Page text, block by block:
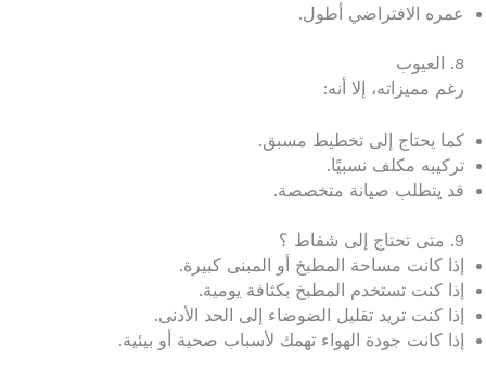
عمره الافتراضي أطول.
8. العيوب
رغم مميزاته، إلا أنه:
كما يحتاج إلى تخطيط مسبق.
تركيبه مكلف نسبيًا.
قد يتطلب صيانة متخصصة.
9. متى تحتاج إلى شفاط ؟
إذا كانت مساحة المطبخ أو المبنى كبيرة.
إذا كنت تستخدم المطبخ بكثافة يومية.
إذا كنت تريد تقليل الضوضاء إلى الحد الأدنى.
إذا كانت جودة الهواء تهمك لأسباب صحية أو بيئية.